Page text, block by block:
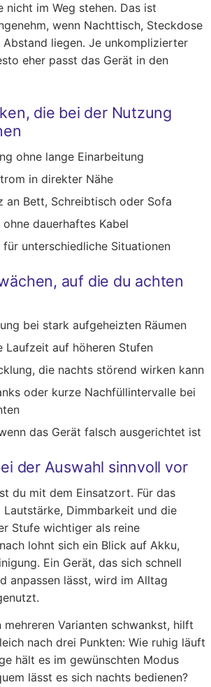
nicht im Weg stehen. Das ist
wenn Nachttisch, Steckdose
Abstand liegen. Je unkomplizierter
eher passt das Gerät in den
die bei der Nutzung
ohne lange Einarbeitung
in direkter Nähe
an Bett, Schreibtisch oder Sofa
dauerhaftes Kabel
für unterschiedliche Situationen
auf die du achten
bei stark aufgeheizten Räumen
Laufzeit auf höheren Stufen
die nachts störend wirken kann
oder kurze Nachfüllintervalle bei
das Gerät falsch ausgerichtet ist
der Auswahl sinnvoll vor
du mit dem Einsatzort. Für das
Lautstärke, Dimmbarkeit und die
Stufe wichtiger als reine
lohnt sich ein Blick auf Akku,
Ein Gerät, das sich schnell
anpassen lässt, wird im Alltag
mehreren Varianten schwankst, hilft
nach drei Punkten: Wie ruhig läuft
hält es im gewünschten Modus
lässt es sich nachts bedienen?